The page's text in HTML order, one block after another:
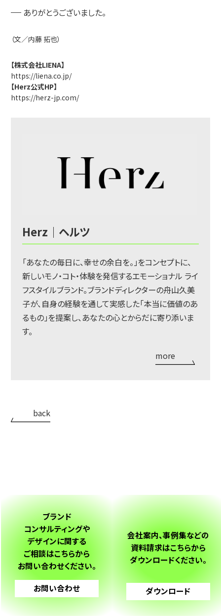
ありがとうございました。
（文／内藤 拓也）
【株式会社LIENA】
https://liena.co.jp/
【Herz公式HP】
https://herz-jp.com/
Herz｜ヘルツ
「あなたの毎日に、幸せの余白を。」をコンセプトに、
新しいモノ・コト・体験を発信するエモーショナル ライ
フスタイルブランド。ブランドディレクターの舟山久美
子が、自身の経験を通して実感した「本当に価値のあ
るもの」を提案し、あなたの心とからだに寄り添いま
す。
ブランド
コンサルティングや
デザインに関する
ご相談はこちらから
お問い合わせください。
お問い合わせ
会社案内、事例集などの
資料請求はこちらから
ダウンロードください。
ダウンロード